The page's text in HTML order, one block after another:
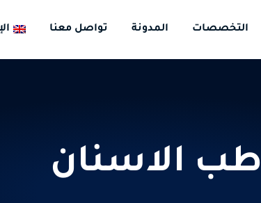
التخصصات المدونة تواصل معنا
طب الاسنان